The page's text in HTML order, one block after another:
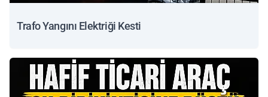
Trafo Yangını Elektriği Kesti